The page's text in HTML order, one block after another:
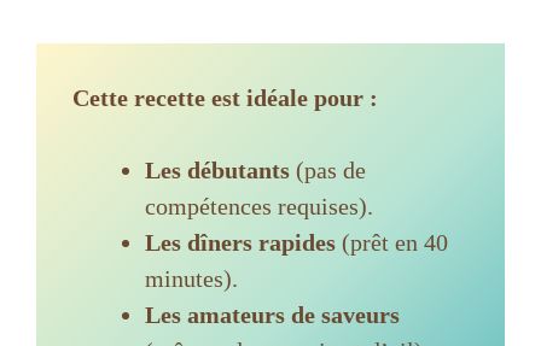
Cette recette est idéale pour :
Les débutants (pas de
compétences requises).
Les dîners rapides (prêt en 40
minutes).
Les amateurs de saveurs